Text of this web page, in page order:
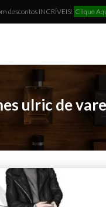
descontos INCRÍVEIS! Clique
ulric de